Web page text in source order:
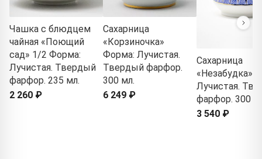
Чашка с блюдцем
чайная «Поющий
сад» 1/2 Форма:
Лучистая. Твердый
фарфор. 235 мл.
2 260 ₽
Сахарница
«Корзиночка»
Форма: Лучистая.
Твердый фарфор.
300 мл.
6 249 ₽
Сахарница
«Незабудка»
Лучистая.
фарфор. 300
3 540 ₽